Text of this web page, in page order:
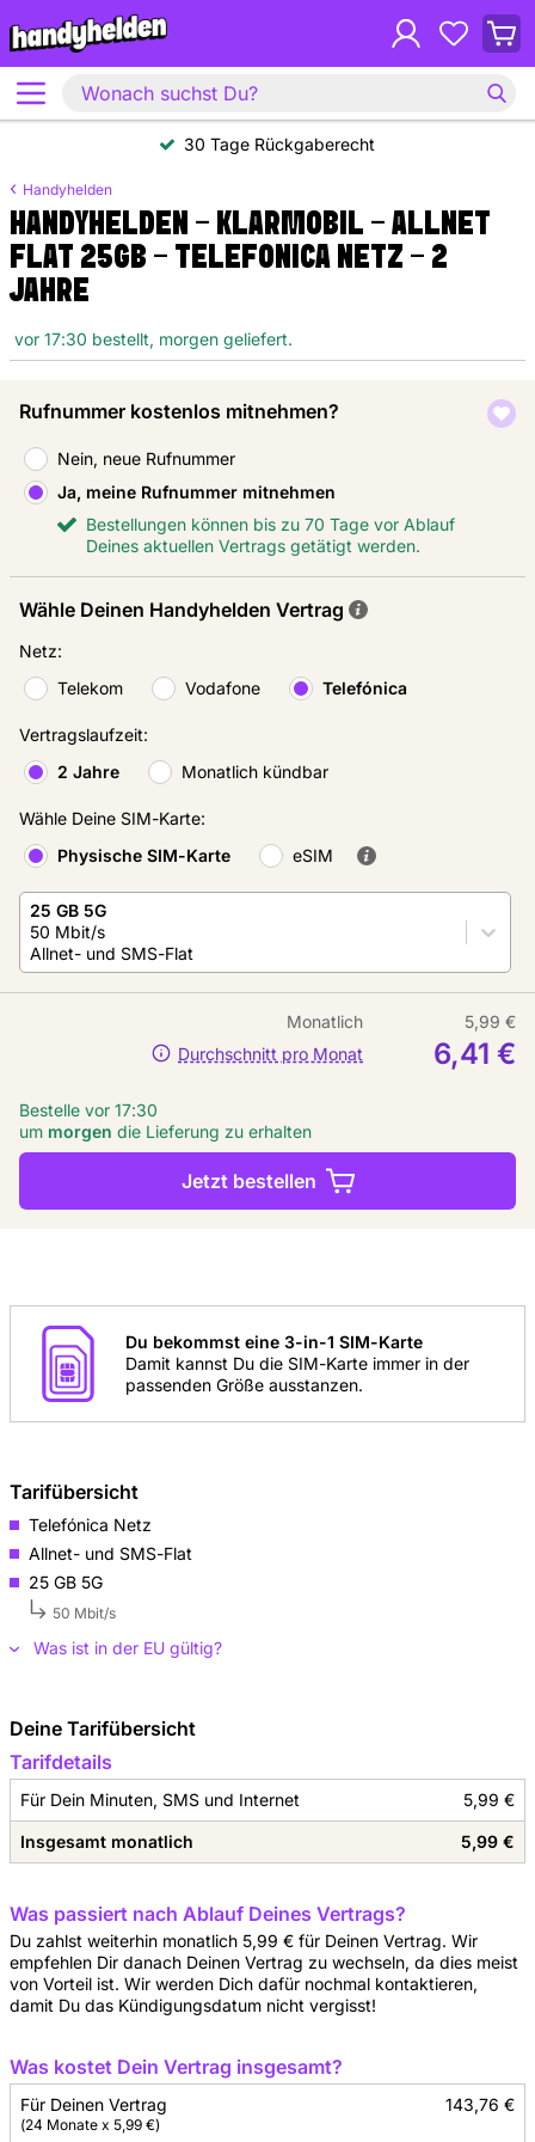
30 Tage Rückgaberecht
Handyhelden
HANDYHELDEN - KLARMOBIL - ALLNET
FLAT 25GB - TELEFONICA NETZ - 2
JAHRE
vor 17:30 bestellt, morgen geliefert.
Du bekommst eine 3-in-1 SIM-Karte
Damit kannst Du die SIM-Karte immer in der
passenden Größe ausstanzen.
Rufnummer kostenlos mitnehmen?
Nein, neue Rufnummer
Ja, meine Rufnummer mitnehmen
Bestellungen können bis zu 70 Tage vor Ablauf
Deines aktuellen Vertrags getätigt werden.
Wähle Deinen Handyhelden Vertrag
Netz:
Telekom
Vodafone Telefónica
Vertragslaufzeit:
2 Jahre
Monatlich kündbar
Wähle Deine SIM-Karte:
Physische SIM-Karte
eSIM
25 GB 5G
50 Mbit/s
Allnet- und SMS-Flat
Monatlich
5,99 €
Durchschnitt pro Monat
6,41 €
Bestelle vor 17:30
um morgen die Lieferung zu erhalten
Jetzt bestellen
Tarifübersicht
Telefónica Netz
Allnet- und SMS-Flat
25 GB 5G
50 Mbit/s
Was ist in der EU gültig?
Deine Tarifübersicht
Tarifdetails
Für Dein Minuten, SMS und Internet 5,99 €
Insgesamt monatlich 5,99 €
Was passiert nach Ablauf Deines Vertrags?
Du zahlst weiterhin monatlich 5,99 € für Deinen Vertrag. Wir
empfehlen Dir danach Deinen Vertrag zu wechseln, da dies meist
von Vorteil ist. Wir werden Dich dafür nochmal kontaktieren,
damit Du das Kündigungsdatum nicht vergisst!
Was kostet Dein Vertrag insgesamt?
Für Deinen Vertrag
(24 Monate x 5,99 €)
143,76 €